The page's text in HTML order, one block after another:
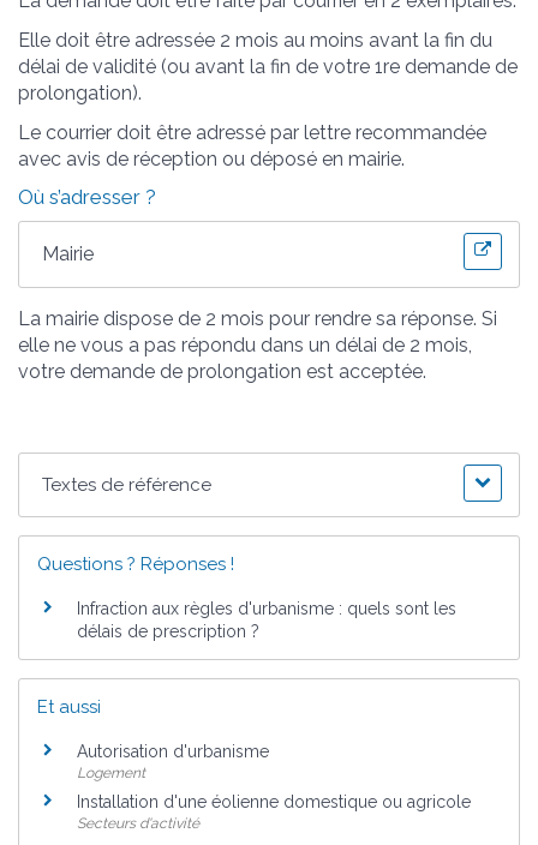
Elle doit être adressée 2 mois au moins avant la fin du
délai de validité (ou avant la fin de votre 1re demande de
prolongation).
Le courrier doit être adressé par lettre recommandée
avec avis de réception ou déposé en mairie.
Où s’adresser ?
Mairie
La mairie dispose de 2 mois pour rendre sa réponse. Si
elle ne vous a pas répondu dans un délai de 2 mois,
votre demande de prolongation est acceptée.
Textes de référence
Questions ? Réponses !
Infraction aux règles d'urbanisme : quels sont les
délais de prescription ?
Et aussi
Autorisation d'urbanisme
Logement
Installation d'une éolienne domestique ou agricole
Secteurs d'activité